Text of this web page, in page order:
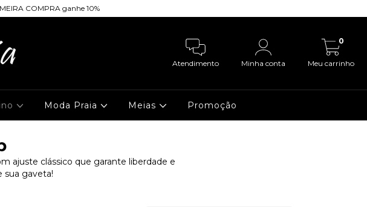
COMPRA ganhe 10%
Atendimento Minha conta Meu carrinho
0
Moda Praia Meias Promoção
ajuste clássico que garante liberdade e
sua gaveta!